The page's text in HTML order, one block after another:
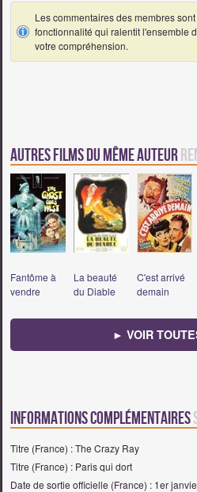
Les commentaires des membres
fonctionnalité qui ralentit l'ensemble
votre compréhension.
Autres Films du même auteur
Fantôme à
vendre
La beauté
du Diable
C'est arrivé
demain
► VOIR
Informations complémentaires
Titre (France) : The Crazy Ray
Titre (France) : Paris qui dort
Date de sortie officielle (France) : 1er